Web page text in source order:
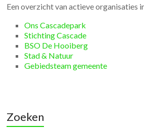
Een overzicht van actieve organisaties
Ons Cascadepark
Stichting Cascade
BSO De Hooiberg
Stad & Natuur
Gebiedsteam gemeente
Zoeken